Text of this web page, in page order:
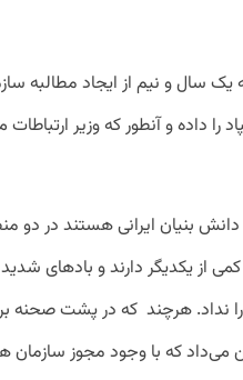
سال و نیم از ایجاد مطالبه
را داده و آنطور که وزیر
بنیان ایرانی هستند در دو
از یکدیگر دارند و بادهای
را نداد. هرچند که در پشت صحنه
که با وجود مجوز سازمان